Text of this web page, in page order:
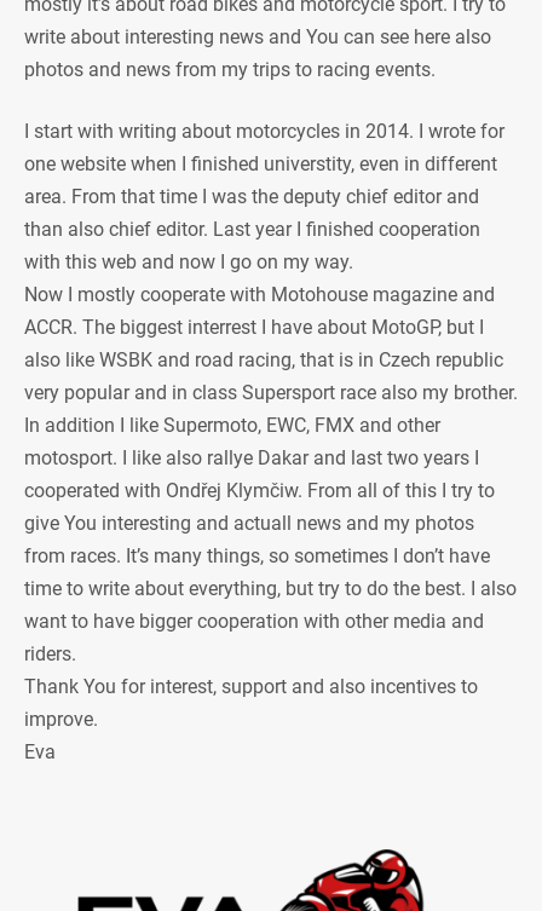
mostly it’s about road bikes and motorcycle sport. I try to
write about interesting news and You can see here also
photos and news from my trips to racing events.
I start with writing about motorcycles in 2014. I wrote for
one website when I finished universtity, even in different
area. From that time I was the deputy chief editor and
than also chief editor. Last year I finished cooperation
with this web and now I go on my way.
Now I mostly cooperate with Motohouse magazine and
ACCR. The biggest interrest I have about MotoGP, but I
also like WSBK and road racing, that is in Czech republic
very popular and in class Supersport race also my brother.
In addition I like Supermoto, EWC, FMX and other
motosport. I like also rallye Dakar and last two years I
cooperated with Ondřej Klymčiw. From all of this I try to
give You interesting and actuall news and my photos
from races. It’s many things, so sometimes I don’t have
time to write about everything, but try to do the best. I also
want to have bigger cooperation with other media and
riders.
Thank You for interest, support and also incentives to
improve.
Eva